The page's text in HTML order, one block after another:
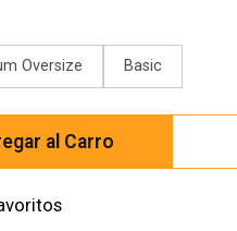
Oversize Basic
al Carro